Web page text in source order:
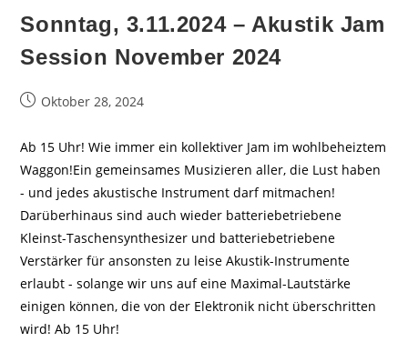
Sonntag, 3.11.2024 – Akustik Jam
Session November 2024
BeitragOktober 28, 2024
Ab 15 Uhr! Wie immer ein kollektiver Jam im wohlbeheiztem
Waggon!Ein gemeinsames Musizieren aller, die Lust haben
- und jedes akustische Instrument darf mitmachen!
Darüberhinaus sind auch wieder batteriebetriebene
Kleinst-Taschensynthesizer und batteriebetriebene
Verstärker für ansonsten zu leise Akustik-Instrumente
erlaubt - solange wir uns auf eine Maximal-Lautstärke
einigen können, die von der Elektronik nicht überschritten
wird! Ab 15 Uhr!